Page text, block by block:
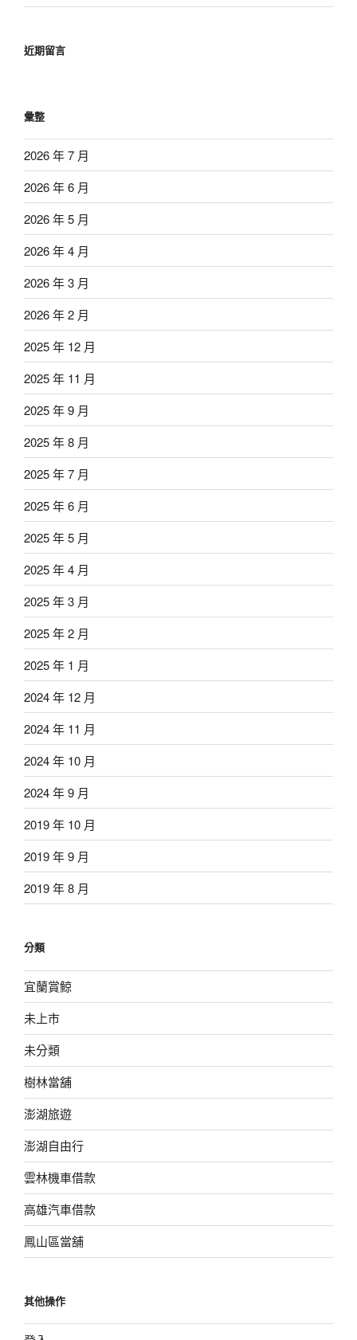
近期留言
彙整
2026 年 7 月
2026 年 6 月
2026 年 5 月
2026 年 4 月
2026 年 3 月
2026 年 2 月
2025 年 12 月
2025 年 11 月
2025 年 9 月
2025 年 8 月
2025 年 7 月
2025 年 6 月
2025 年 5 月
2025 年 4 月
2025 年 3 月
2025 年 2 月
2025 年 1 月
2024 年 12 月
2024 年 11 月
2024 年 10 月
2024 年 9 月
2019 年 10 月
2019 年 9 月
2019 年 8 月
分類
宜蘭賞鯨
未上市
未分類
樹林當舖
澎湖旅遊
澎湖自由行
雲林機車借款
高雄汽車借款
鳳山區當舖
其他操作